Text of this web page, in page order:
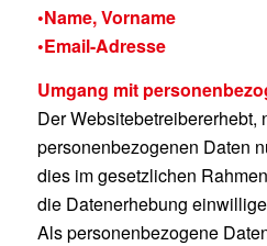
•Name, Vorname
•Email-Adresse
Umgang mit
Der Websitebetreibererhebt,
personenbezogenen Daten
dies im gesetzlichen
die Datenerhebung
Als personenbezogene